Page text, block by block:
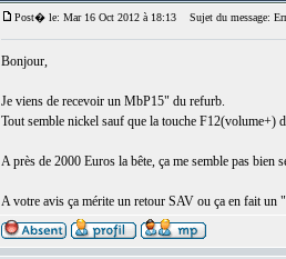
Post� le: Mar 16 Oct 2012 à 18:13 Sujet du message:
Bonjour,
Je viens de recevoir un MbP15" du refurb.
Tout semble nickel sauf que la touche F12(volume+)
A près de 2000 Euros la bête, ça me semble pas bien
A votre avis ça mérite un retour SAV ou ça en fait un